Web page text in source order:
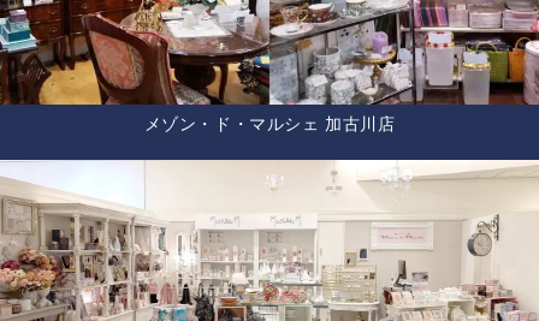
メゾン・ド・マルシェ 加古川店